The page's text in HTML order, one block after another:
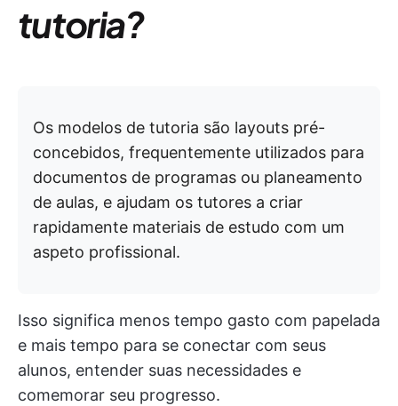
tutoria?
Os modelos de tutoria são layouts pré-
concebidos, frequentemente utilizados para
documentos de programas ou planeamento
de aulas, e ajudam os tutores a criar
rapidamente materiais de estudo com um
aspeto profissional.
Isso significa menos tempo gasto com papelada
e mais tempo para se conectar com seus
alunos, entender suas necessidades e
comemorar seu progresso.